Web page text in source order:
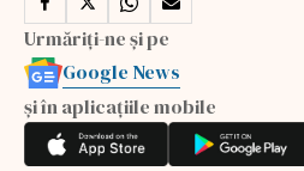
Urmăriți-ne și pe
Google News
și în aplicațiile mobile